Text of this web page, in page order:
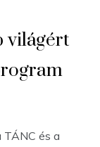
világért
TÁNC és a